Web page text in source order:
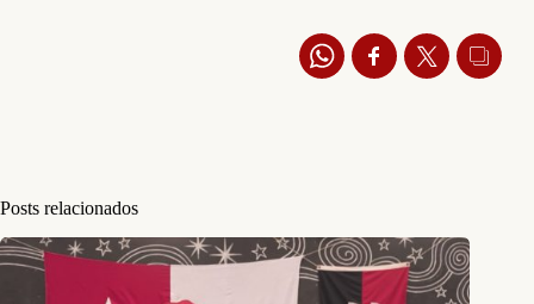
Posts relacionados